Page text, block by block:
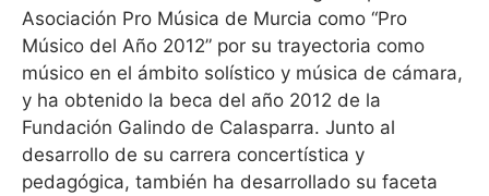
Asociación Pro Música de Murcia como “Pro
Músico del Año 2012” por su trayectoria como
músico en el ámbito solístico y música de cámara,
y ha obtenido la beca del año 2012 de la
Fundación Galindo de Calasparra. Junto al
desarrollo de su carrera concertística y
pedagógica, también ha desarrollado su faceta